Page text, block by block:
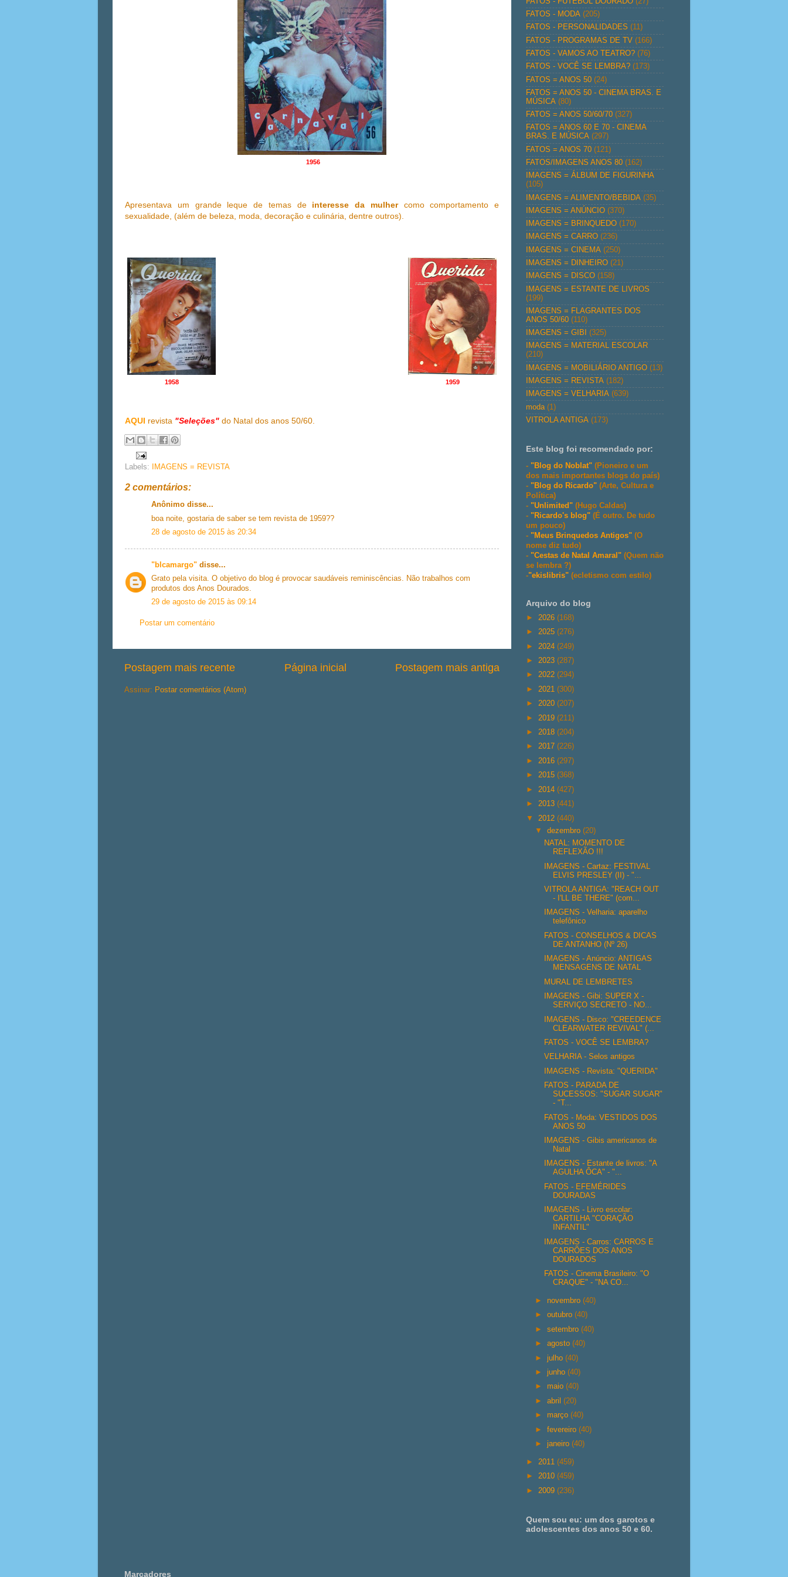
1956
Apresentava um grande leque de temas de interesse da mulhercomo comportamento e
sexualidade, (além de beleza, moda, decoração e culinária, dentre outros).
1959
1958
AQUI revista "Seleções" do Natal dos anos 50/60.
Labels: IMAGENS = REVISTA
2 comentários:
Anônimo disse...
boa noite, gostaria de saber se tem revista de 1959??
28 de agosto de 2015 às 20:34
"blcamargo" disse...
Grato pela visita. O objetivo do blog é provocar saudáveis reminiscências. Não trabalhos com
produtos dos Anos Dourados.
29 de agosto de 2015 às 09:14
Postar um comentário
Postagem mais recente Postagem mais antiga
Página inicial
Assinar: Postar comentários (Atom)
FATOS - MODA (205)
FATOS - PERSONALIDADES (11)
FATOS - PROGRAMAS DE TV (166)
FATOS - VAMOS AO TEATRO? (76)
FATOS - VOCÊ SE LEMBRA? (173)
FATOS = ANOS 50 (24)
FATOS = ANOS 50 - CINEMA BRAS. E
MÚSICA (80)
FATOS = ANOS 50/60/70 (327)
FATOS = ANOS 60 E 70 - CINEMA
BRAS. E MÚSICA (297)
FATOS = ANOS 70 (121)
FATOS/IMAGENS ANOS 80 (162)
IMAGENS = ÁLBUM DE FIGURINHA
(105)
IMAGENS = ALIMENTO/BEBIDA (35)
IMAGENS = ANÚNCIO (370)
IMAGENS = BRINQUEDO (170)
IMAGENS = CARRO (236)
IMAGENS = CINEMA (250)
IMAGENS = DINHEIRO (21)
IMAGENS = DISCO (158)
IMAGENS = ESTANTE DE LIVROS
(199)
IMAGENS = FLAGRANTES DOS
ANOS 50/60 (110)
IMAGENS = GIBI
(325)
IMAGENS = MATERIAL ESCOLAR
(210)
IMAGENS = MOBILIÁRIO ANTIGO (13)
IMAGENS = REVISTA (182)
IMAGENS = VELHARIA (639)
moda (1)
VITROLA ANTIGA (173)
Este blog foi recomendado por:
- "Blog do Noblat" (Pioneiro e um
dos mais importantes blogs do país)
- "Blog do Ricardo" (Arte, Cultura e
Política)
- "Unlimited" (Hugo Caldas)
- "Ricardo's blog" (É outro. De tudo
um pouco)
- "Meus Brinquedos Antigos" (O
nome diz tudo)
- "Cestas de Natal Amaral" (Quem não
se lembra ?)
-"ekislibris" (ecletismo com estilo)
Arquivo do blog
► 2026 (168)
► 2025 (276)
► 2024 (249)
► 2023 (287)
► 2022 (294)
► 2021 (300)
► 2020 (207)
► 2019 (211)
► 2018 (204)
► 2017 (226)
► 2016 (297)
► 2015 (368)
► 2014 (427)
► 2013 (441)
▼ 2012 (440)
▼dezembro(20)
NATAL: MOMENTO DE
REFLEXÃO !!!
IMAGENS - Cartaz: FESTIVAL
ELVIS PRESLEY (II) - "...
VITROLA ANTIGA: "REACH OUT
- I'LL BE THERE" (com...
IMAGENS - Velharia: aparelho
telefônico
FATOS - CONSELHOS & DICAS
DE ANTANHO (Nº 26)
IMAGENS - Anúncio: ANTIGAS
MENSAGENS DE NATAL
MURAL DE LEMBRETES
IMAGENS - Gibi: SUPER X -
SERVIÇO SECRETO - NO...
IMAGENS - Disco: "CREEDENCE
CLEARWATER REVIVAL" (...
FATOS - VOCÊ SE LEMBRA?
VELHARIA - Selos antigos
IMAGENS - Revista: "QUERIDA"
FATOS - PARADA DE
SUCESSOS: "SUGAR SUGAR"
- "T...
FATOS - Moda: VESTIDOS DOS
ANOS 50
IMAGENS - Gibis americanos de
Natal
IMAGENS - Estante de livros: "A
AGULHA ÔCA" - "...
FATOS - EFEMÉRIDES
DOURADAS
IMAGENS - Livro escolar:
CARTILHA "CORAÇÃO
INFANTIL"
IMAGENS - Carros: CARROS E
CARRÕES DOS ANOS
DOURADOS
FATOS - Cinema Brasileiro: "O
CRAQUE" - "NA CO...
► novembro(40)
►outubro(40)
►setembro(40)
►agosto(40)
►julho(40)
►junho(40)
► maio(40)
►abril(20)
► março(40)
►fevereiro(40)
►janeiro(40)
► 2011 (459)
► 2010 (459)
► 2009 (236)
Quem sou eu: um dos garotos e
adolescentes dos anos 50 e 60.
Marcadores